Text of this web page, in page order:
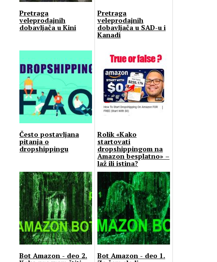
Pretraga
veleprodajnih
dobavljača u Kini
Pretraga
veleprodajnih
dobavljača u SAD-u i
Kanadi
Često postavljana
pitanja o
dropshippingu
Rolik «Kako
startovati
dropshippingom na
Amazon besplatno» –
laž ili istina?
Bot Amazon - deo 2. Bot Amazon - deo 1.